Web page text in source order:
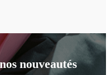
nouveautés